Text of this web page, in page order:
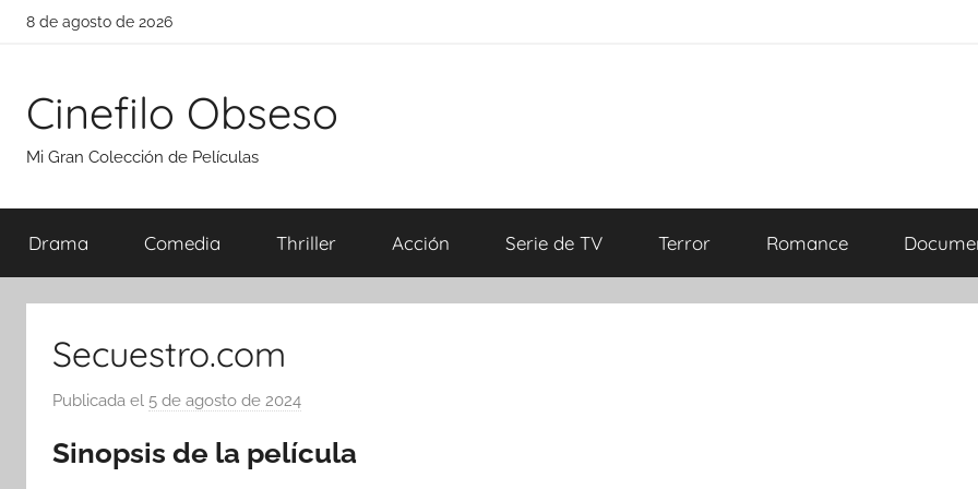
Saltar
8 de agosto de 2026
Cinefilo Obseso
Mi Gran Colección de Películas
Drama Comedia Thriller Acción Serie de TV Terror Romance
Secuestro.com
Publicada el 5 de agosto de 2024
r
Sinopsis de la película